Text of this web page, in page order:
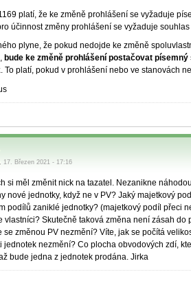
platí, že ke změně prohlášení se vyžaduje
účinnost změny prohlášení se vyžaduje
plyne, že pokud nedojde ke změně
bude ke změně prohlášení postačovat
. To platí, pokud v prohlášení nebo ve stanovách
, 17. Březen 2021 - 17:16
si měl změnit nick na tazatel. Nezanikne
nové jednotky, když ne v PV? Jaký majetkový
podílů zaniklé jednotky? (majetkový podíl přeci
vlastníci? Skutečně taková změna není zásah
se změnou PV nezmění? Víte, jak se počítá
jednotek nezmění? Co plocha obvodových zdí,
bude jedna z jednotek prodána. Jirka